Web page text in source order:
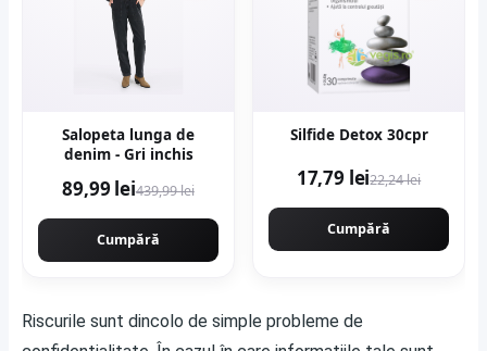
Salopeta lunga de
denim - Gri inchis
89,99 lei439,99 lei
Cumpără
Silfide Detox 30cpr
17,79 lei22,24 lei
Cumpără
Riscurile sunt dincolo de simple probleme de